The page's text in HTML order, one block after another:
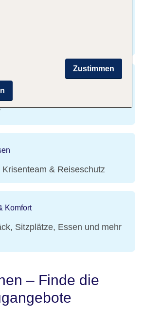
Flüge in schönsten Ziele rund
& Reiseschutz
Komfort
Sitzplätze, Essen und mehr
– Finde die
Zustimmen